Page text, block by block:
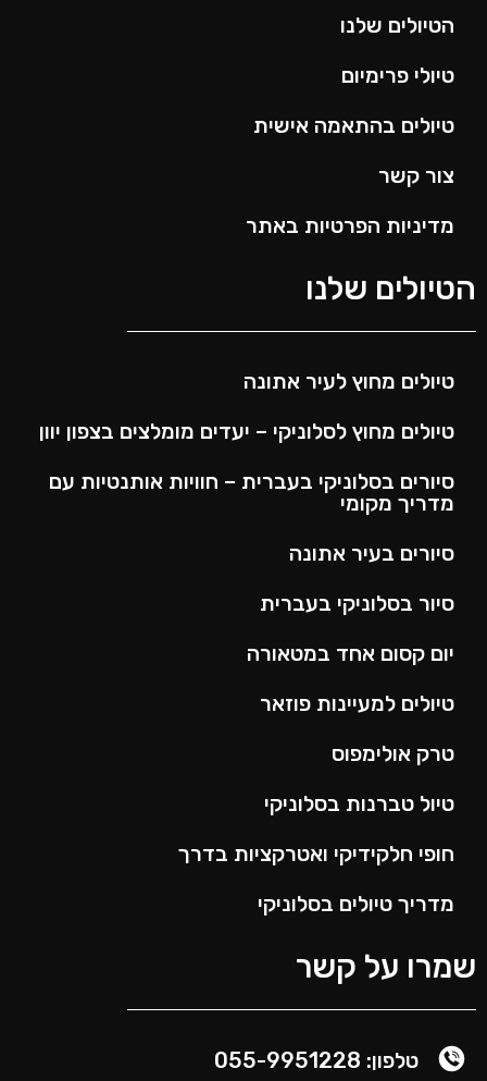
הטיולים שלנו
טיולי פרימיום
טיולים בהתאמה אישית
צור קשר
מדיניות הפרטיות באתר
הטיולים שלנו
טיולים מחוץ לעיר אתונה
טיולים מחוץ לסלוניקי – יעדים מומלצים בצפון יוון
סיורים בסלוניקי בעברית – חוויות אותנטיות עם
מדריך מקומי
סיורים בעיר אתונה
סיור בסלוניקי בעברית
יום קסום אחד במטאורה
טיולים למעיינות פוזאר
טרק אולימפוס
טיול טברנות בסלוניקי
חופי חלקידיקי ואטרקציות בדרך
מדריך טיולים בסלוניקי
שמרו על קשר
טלפון: 055-9951228